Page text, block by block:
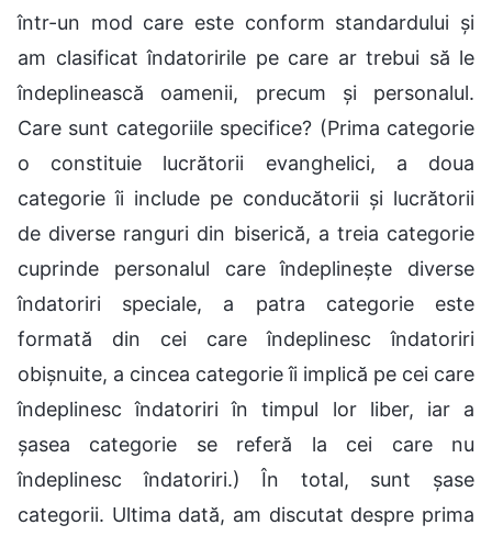
într-un mod care este conform standardului și
am clasificat îndatoririle pe care ar trebui să le
îndeplinească oamenii, precum și personalul.
Care sunt categoriile specifice? (Prima categorie
o constituie lucrătorii evanghelici, a doua
categorie îi include pe conducătorii și lucrătorii
de diverse ranguri din biserică, a treia categorie
cuprinde personalul care îndeplinește diverse
îndatoriri speciale, a patra categorie este
formată din cei care îndeplinesc îndatoriri
obișnuite, a cincea categorie îi implică pe cei care
îndeplinesc îndatoriri în timpul lor liber, iar a
șasea categorie se referă la cei care nu
îndeplinesc îndatoriri.) În total, sunt șase
categorii. Ultima dată, am discutat despre prima